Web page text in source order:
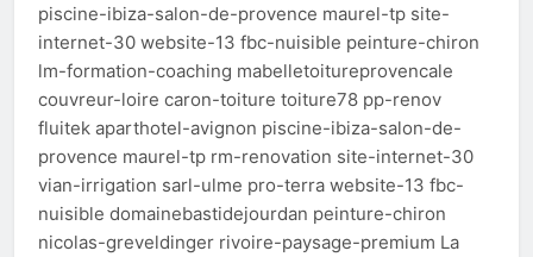
piscine-ibiza-salon-de-provence maurel-tp site-
internet-30 website-13 fbc-nuisible peinture-chiron
lm-formation-coaching mabelletoitureprovencale
couvreur-loire caron-toiture toiture78 pp-renov
fluitek aparthotel-avignon piscine-ibiza-salon-de-
provence maurel-tp rm-renovation site-internet-30
vian-irrigation sarl-ulme pro-terra website-13 fbc-
nuisible domainebastidejourdan peinture-chiron
nicolas-greveldinger rivoire-paysage-premium La